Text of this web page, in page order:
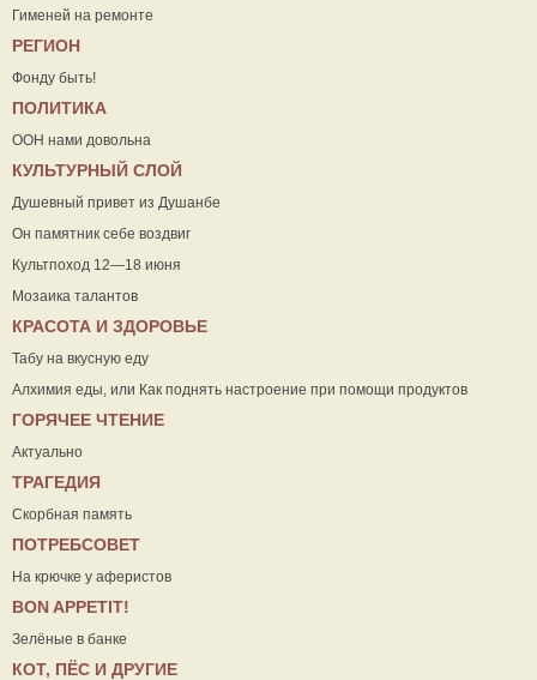
Гименей на ремонте
РЕГИОН
Фонду быть!
ПОЛИТИКА
ООН нами довольна
КУЛЬТУРНЫЙ СЛОЙ
Душевный привет из Душанбе
Он памятник себе воздвиг
Культпоход 12—18 июня
Мозаика талантов
КРАСОТА И ЗДОРОВЬЕ
Табу на вкусную еду
Алхимия еды, или Как поднять настроение при помощи продуктов
ГОРЯЧЕЕ ЧТЕНИЕ
Актуально
ТРАГЕДИЯ
Скорбная память
ПОТРЕБСОВЕТ
На крючке у аферистов
ВON APPETIT!
Зелёные в банке
КОТ, ПЁС И ДРУГИЕ